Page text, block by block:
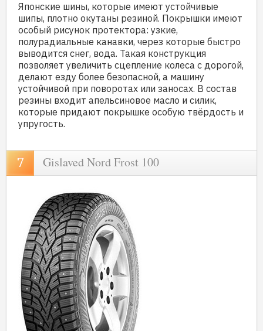
Японские шины, которые имеют устойчивые
шипы, плотно окутаны резиной. Покрышки имеют
особый рисунок протектора: узкие,
полурадиальные канавки, через которые быстро
выводится снег, вода. Такая конструкция
позволяет увеличить сцепление колеса с дорогой,
делают езду более безопасной, а машину
устойчивой при поворотах или заносах. В состав
резины входит апельсиновое масло и силик,
которые придают покрышке особую твёрдость и
упругость.
Gislaved Nord Frost 100